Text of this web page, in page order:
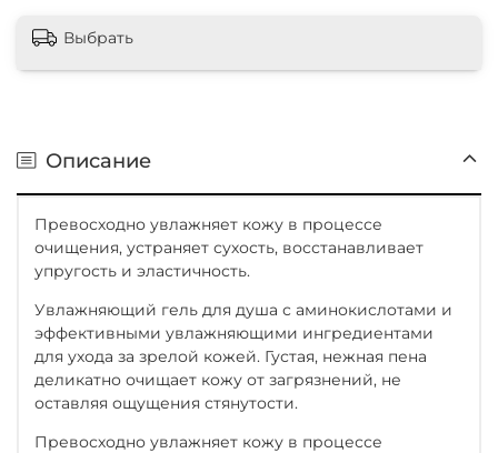
Выбрать
Описание
Превосходно увлажняет кожу в процессе
очищения, устраняет сухость, восстанавливает
упругость и эластичность.
Увлажняющий гель для душа с аминокислотами и
эффективными увлажняющими ингредиентами
для ухода за зрелой кожей. Густая, нежная пена
деликатно очищает кожу от загрязнений, не
оставляя ощущения стянутости.
Превосходно увлажняет кожу в процессе